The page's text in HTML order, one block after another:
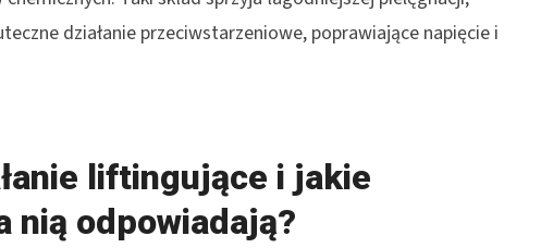
działanie przeciwstarzeniowe, poprawiające napięcie i
liftingujące i jakie
nią odpowiadają?